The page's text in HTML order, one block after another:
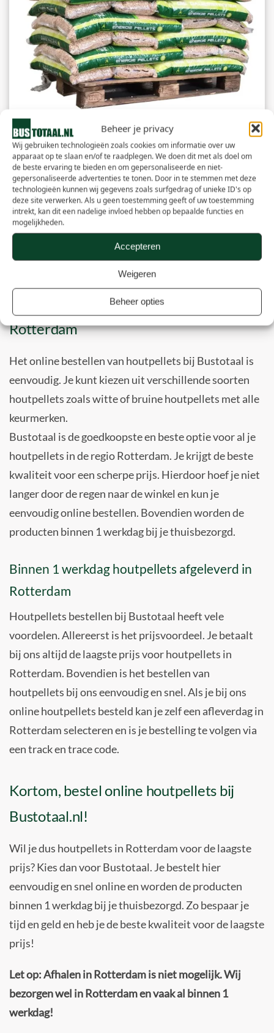
Beheer je privacy
Wij gebruiken technologieën zoals cookies om informatie over uw
apparaat op te slaan en/of te raadplegen. We doen dit met als doel om
de beste ervaring te bieden en om gepersonaliseerde en niet-
gepersonaliseerde advertenties te tonen. Door in te stemmen met deze
technologieën kunnen wij gegevens zoals surfgedrag of unieke ID's op
deze site verwerken. Als u geen toestemming geeft of uw toestemming
intrekt, kan dit een nadelige invloed hebben op bepaalde functies en
mogelijkheden.
Accepteren
Weigeren
Beheer opties
Witte Pellets | ENplus/A1 | 30zk | 450kg
€284,95
Bezorging tot aan je garagedeur in
Rotterdam
Het online bestellen van houtpellets bij Bustotaal is
eenvoudig. Je kunt kiezen uit verschillende soorten
houtpellets zoals witte of bruine houtpellets met alle
keurmerken.
Bustotaal is de goedkoopste en beste optie voor al je
houtpellets in de regio Rotterdam. Je krijgt de beste
kwaliteit voor een scherpe prijs. Hierdoor hoef je niet
langer door de regen naar de winkel en kun je
eenvoudig online bestellen. Bovendien worden de
producten binnen 1 werkdag bij je thuisbezorgd.
Binnen 1 werkdag houtpellets afgeleverd in
Rotterdam
Houtpellets bestellen bij Bustotaal heeft vele
voordelen. Allereerst is het prijsvoordeel. Je betaalt
bij ons altijd de laagste prijs voor houtpellets in
Rotterdam. Bovendien is het bestellen van
houtpellets bij ons eenvoudig en snel. Als je bij ons
online houtpellets besteld kan je zelf een afleverdag in
Rotterdam selecteren en is je bestelling te volgen via
een track en trace code.
Kortom, bestel online houtpellets bij
Bustotaal.nl!
Wil je dus houtpellets in Rotterdam voor de laagste
prijs? Kies dan voor Bustotaal. Je bestelt hier
eenvoudig en snel online en worden de producten
binnen 1 werkdag bij je thuisbezorgd. Zo bespaar je
tijd en geld en heb je de beste kwaliteit voor de laagste
prijs!
Let op: Afhalen in Rotterdam is niet mogelijk. Wij
bezorgen wel in Rotterdam en vaak al binnen 1
werkdag!